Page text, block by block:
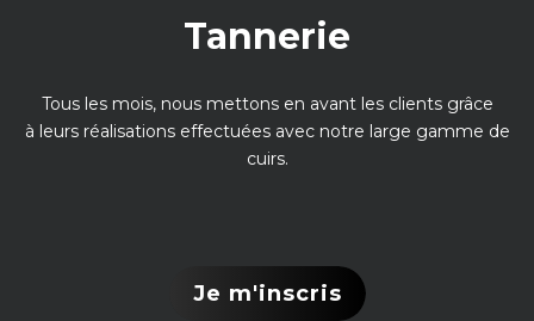
Tannerie
Tous les mois, nous mettons en avant les clients grâce
à leurs réalisations effectuées avec notre large gamme de
cuirs.
Je m'inscris